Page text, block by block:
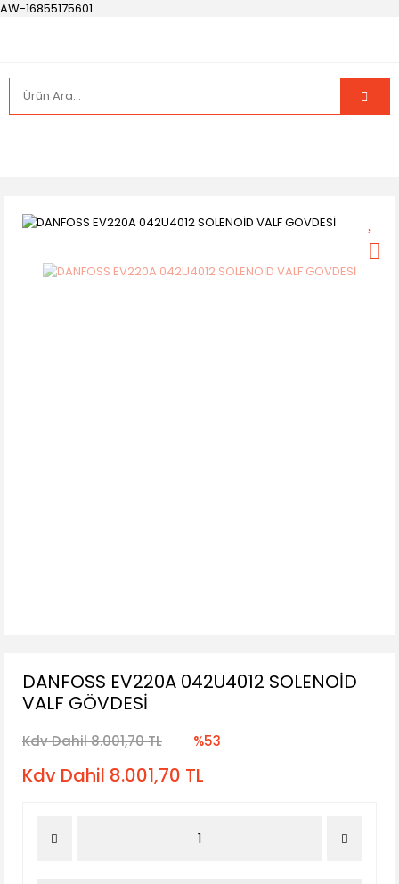
AW-16855175601
DANFOSS EV220A 042U4012 SOLENOİD
VALF GÖVDESİ
Kdv Dahil 8.001,70 TL %53
Kdv Dahil 8.001,70 TL